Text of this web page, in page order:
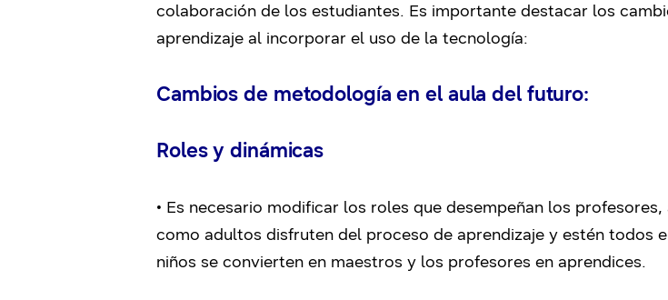
colaboración de los estudiantes. Es importante destacar los
aprendizaje al incorporar el uso de la tecnología:
Cambios de metodología en el aula del futuro:
Roles y dinámicas
• Es necesario modificar los roles que desempeñan los
como adultos disfruten del proceso de aprendizaje y estén todos
niños se convierten en maestros y los profesores en aprendices.